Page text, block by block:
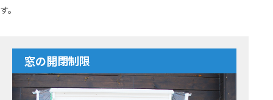
す。
窓の開閉制限